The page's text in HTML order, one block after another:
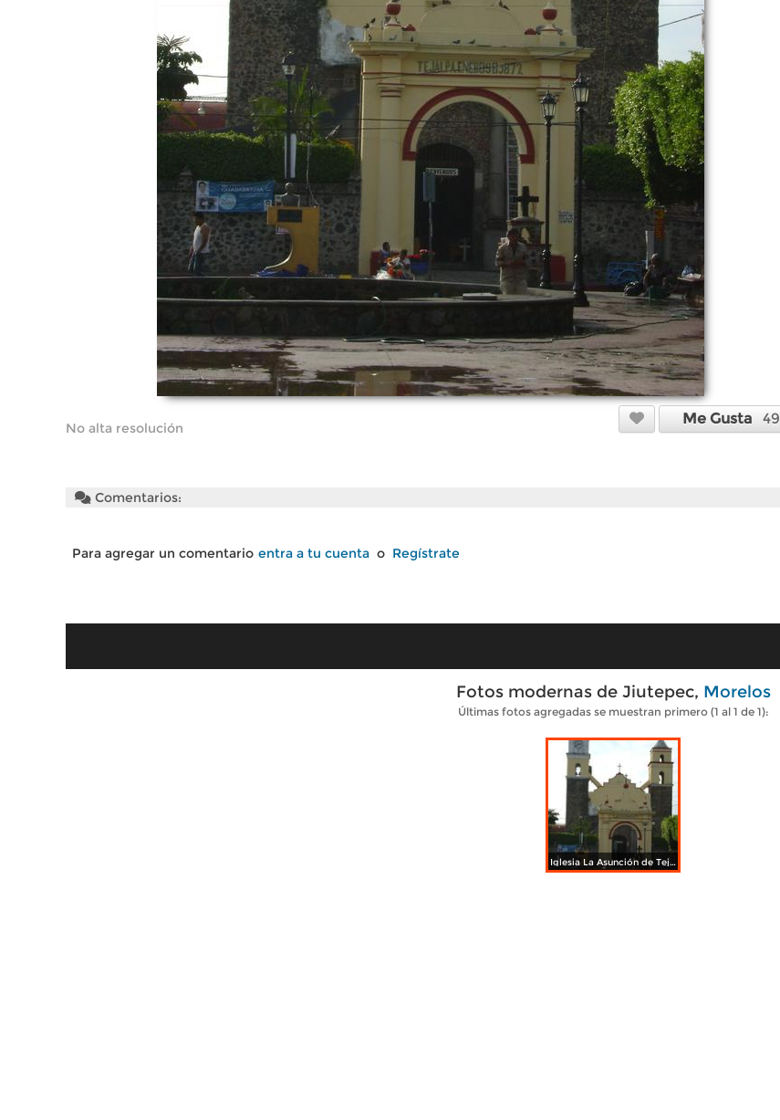
No alta resolución
Me Gusta 49
Comentarios:
Para agregar un comentario entra a tu cuenta o Regístrate
Fotos modernas de Jiutepec, Morelos
Últimas fotos agregadas se muestran primero (1 al 1 de 1):
Iglesia La Asunción de Tejalpa